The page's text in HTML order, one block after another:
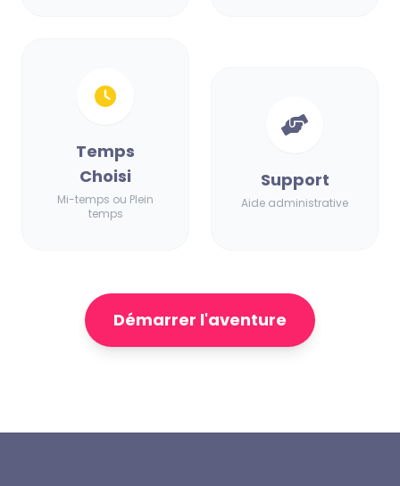
Temps
Choisi
Mi-temps ou Plein
temps
Support
Aide administrative
Démarrer l'aventure